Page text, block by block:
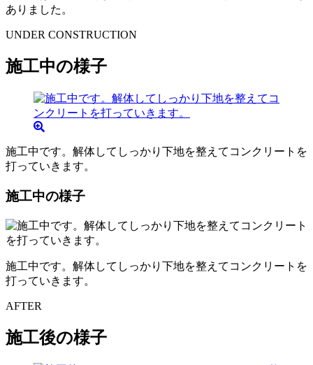
ありました。
UNDER CONSTRUCTION
施工中の様子
施工中です。解体してしっかり下地を整えてコンクリートを
打っていきます。
施工中の様子
施工中です。解体してしっかり下地を整えてコンクリートを
打っていきます。
AFTER
施工後の様子